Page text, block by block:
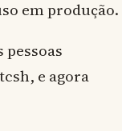
em produção.
pessoas
e agora